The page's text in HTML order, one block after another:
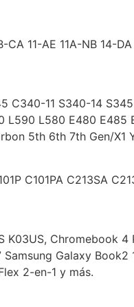
11-AE 11A-NB 14-
11 S340-14
L580 E480
5th 6th 7th Gen/X1
C101PA C213SA
Chromebook 4
Galaxy
2-en-1 y más.